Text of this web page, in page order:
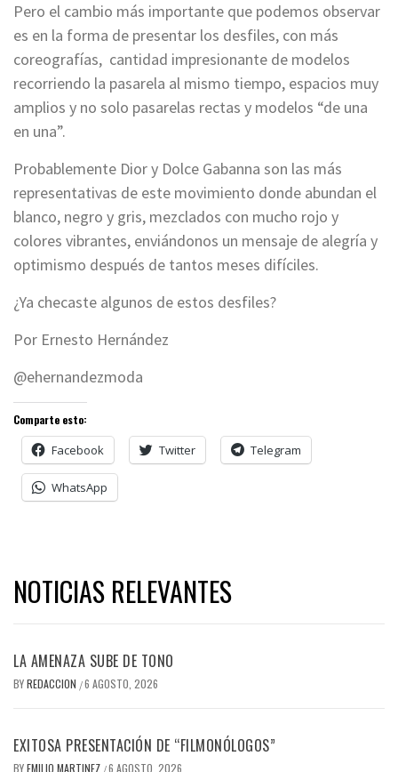
Pero el cambio más importante que podemos observar
es en la forma de presentar los desfiles, con más
coreografías, cantidad impresionante de modelos
recorriendo la pasarela al mismo tiempo, espacios muy
amplios y no solo pasarelas rectas y modelos “de una
en una”.
Probablemente Dior y Dolce Gabanna son las más
representativas de este movimiento donde abundan el
blanco, negro y gris, mezclados con mucho rojo y
colores vibrantes, enviándonos un mensaje de alegría y
optimismo después de tantos meses difíciles.
¿Ya checaste algunos de estos desfiles?
Por Ernesto Hernández
@ehernandezmoda
Comparte esto:
Facebook Twitter Telegram
WhatsApp
NOTICIAS RELEVANTES
LA AMENAZA SUBE DE TONO
BYREDACCION /6 AGOSTO, 2026
EXITOSA PRESENTACIÓN DE “FILMONÓLOGOS”
BYEMILIO MARTINEZ /6 AGOSTO, 2026